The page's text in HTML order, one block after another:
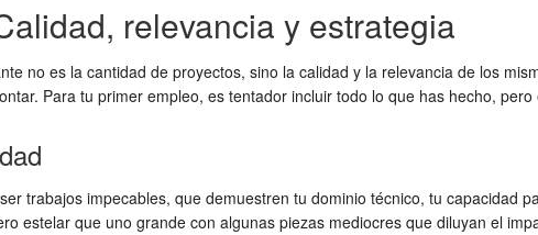
relevancia y estrategia
no es la cantidad de proyectos, sino la calidad y la relevancia de los
Para tu primer empleo, es tentador incluir todo lo que has hecho,
trabajos impecables, que demuestren tu dominio técnico, tu capacidad
estelar que uno grande con algunas piezas mediocres que diluyan el